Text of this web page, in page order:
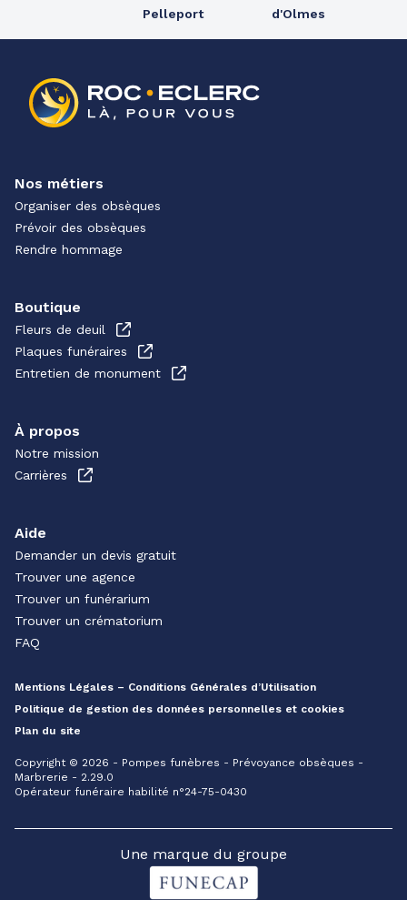
Pelleport
d'Olmes
Nos métiers
Organiser des obsèques
Prévoir des obsèques
Rendre hommage
Boutique
Fleurs de deuil
Plaques funéraires
Entretien de monument
À propos
Notre mission
Carrières
Aide
Demander un devis gratuit
Trouver une agence
Trouver un funérarium
Trouver un crématorium
FAQ
Mentions Légales – Conditions Générales d’Utilisation
Politique de gestion des données personnelles et cookies
Plan du site
Copyright © 2026 - Pompes funèbres - Prévoyance obsèques -
Marbrerie - 2.29.0
Opérateur funéraire habilité n°24-75-0430
Une marque du groupe